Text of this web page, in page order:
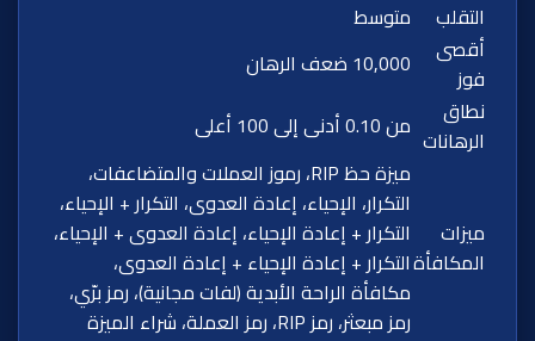
التقلب
متوسط
أقصى
فوز
10,000 ضعف الرهان
نطاق
الرهانات من 0.10 أدنى إلى 100 أعلى
ميزات
المكافأة
ميزة حظ RIP، رموز العملات والمتضاعفات،
التكرار، الإحياء، إعادة العدوى، التكرار + الإحياء،
التكرار + إعادة الإحياء، إعادة العدوى + الإحياء،
التكرار + إعادة الإحياء + إعادة العدوى،
مكافأة الراحة الأبدية (لفات مجانية)، رمز برّي،
رمز مبعثر، رمز RIP، رمز العملة، شراء الميزة